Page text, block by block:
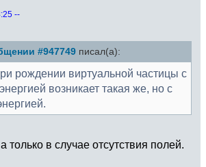
--
#947749 писал(а):
рождении виртуальной частицы с
возникает такая же, но с
только в случае отсутствия полей.